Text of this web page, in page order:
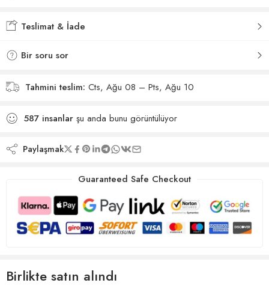
Teslimat & İade
Bir soru sor
Tahmini teslim: Cts, Ağu 08 – Pts, Ağu 10
587 insanlar şu anda bunu görüntülüyor
Paylaşmak
Guaranteed Safe Checkout
Birlikte satın alındı